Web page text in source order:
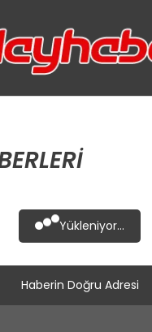
MODELI
ZEMIN
PAZAR GERGİNLİĞİ!
Yükleniyor...
Haberin Doğru Adresi